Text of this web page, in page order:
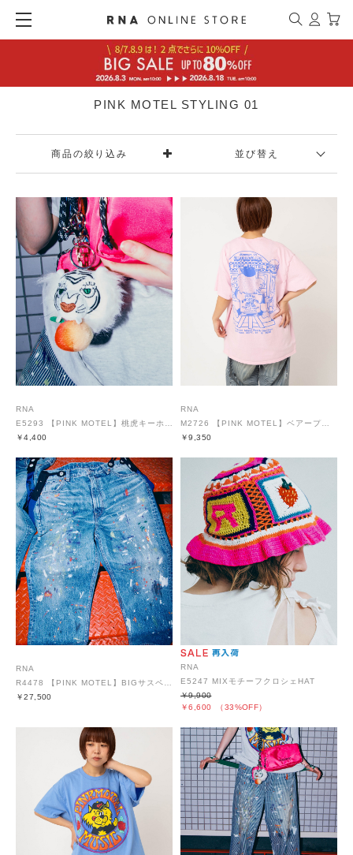
PINK MOTEL STYLING 01
商品の絞り込み 並び替え
RNA
￥4,400
RNA
￥9,350
RNA
R4478 【PINK MOTEL】BIGサスペンダーパンツ
￥27,500
RNA
E5247 MIXモチーフクロシェHAT
￥6,600 （33%OFF）
￥9,900